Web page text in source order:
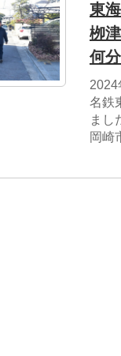
東
栁
何
2024
名鉄
まし
岡崎